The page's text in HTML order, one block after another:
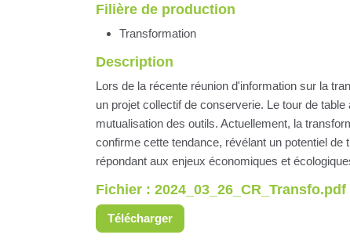
Filière de production
Transformation
Description
Lors de la récente réunion d'information sur la
un projet collectif de conserverie. Le tour de
mutualisation des outils. Actuellement, la
confirme cette tendance, révélant un potentiel
répondant aux enjeux économiques et
Fichier : 2024_03_26_CR_Transfo.pdf
Télécharger